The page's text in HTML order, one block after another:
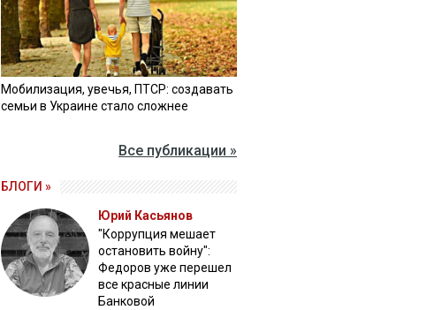
Мобилизация, увечья, ПТСР: создавать
семьи в Украине стало сложнее
Все публикации »
БЛОГИ »
Юрий Касьянов
"Коррупция мешает
остановить войну":
Федоров уже перешел
все красные линии
Банковой